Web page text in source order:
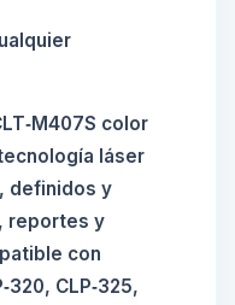
color
láser
definidos y
reportes y
con
CLP‑325,